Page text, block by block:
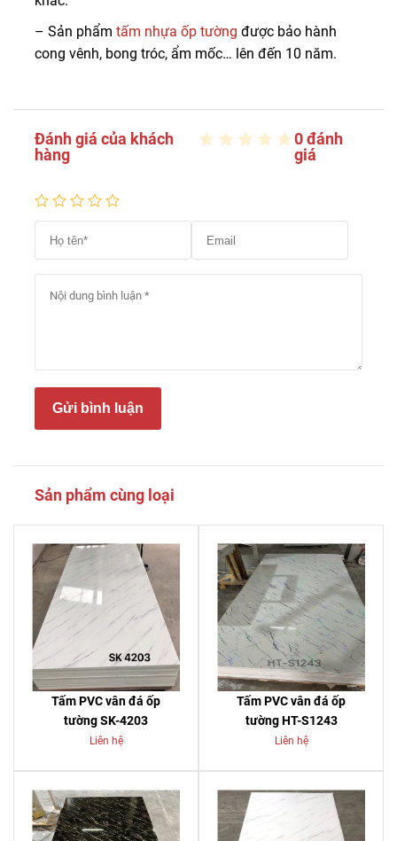
– Sản phẩm tấm nhựa ốp tường được bảo hành
cong vênh, bong tróc, ẩm mốc… lên đến 10 năm.
Đánh giá của khách
hàng
0 đánh
giá
Gửi bình luận
Sản phẩm cùng loại
Tấm PVC vân đá ốp
tường SK-4203
Liên hệ
Tấm PVC vân đá ốp
tường HT-S1243
Liên hệ